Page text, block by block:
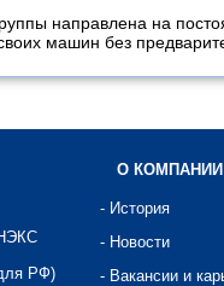
направлена на
машин без
РФ)
О КОМПАНИИ
- История
- Новости
- Вакансии и